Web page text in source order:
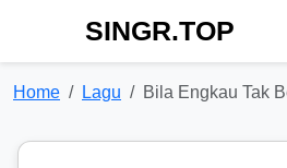
SINGR.TOP
Home Lagu Bila Engkau Tak